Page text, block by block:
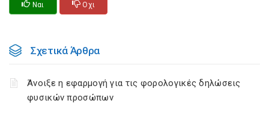
Ναι Οχι
Σχετικά Άρθρα
Άνοιξε η εφαρμογή για τις φορολογικές δηλώσεις
φυσικών προσώπων